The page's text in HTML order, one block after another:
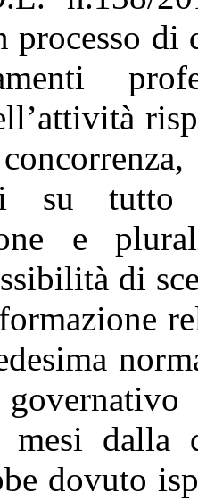
processo
su
e
di
mesi dalla
dovuto